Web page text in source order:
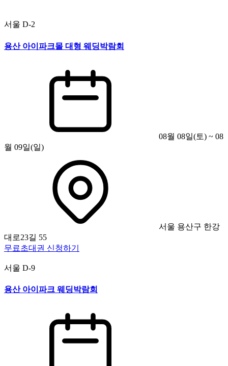
서울 D-2
용산 아이파크몰 대형 웨딩박람회
08월 08일(토) ~ 08
월 09일(일)
서울 용산구 한강
대로23길 55
무료초대권 신청하기
서울 D-9
용산 아이파크 웨딩박람회